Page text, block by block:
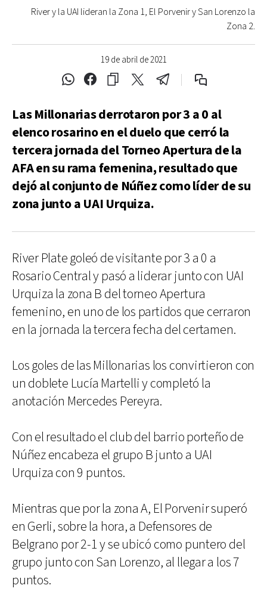
19 de abril de 2021
River y la UAI lideran la Zona 1, El Porvenir y San Lorenzo la
Zona 2.
Las Millonarias derrotaron por 3 a 0 al
elenco rosarino en el duelo que cerró la
tercera jornada del Torneo Apertura de la
AFA en su rama femenina, resultado que
dejó al conjunto de Núñez como líder de su
zona junto a UAI Urquiza.
River Plate goleó de visitante por 3 a 0 a
Rosario Central y pasó a liderar junto con UAI
Urquiza la zona B del torneo Apertura
femenino, en uno de los partidos que cerraron
en la jornada la tercera fecha del certamen.
Los goles de las Millonarias los convirtieron con
un doblete Lucía Martelli y completó la
anotación Mercedes Pereyra.
Con el resultado el club del barrio porteño de
Núñez encabeza el grupo B junto a UAI
Urquiza con 9 puntos.
Mientras que por la zona A, El Porvenir superó
en Gerli, sobre la hora, a Defensores de
Belgrano por 2-1 y se ubicó como puntero del
grupo junto con San Lorenzo, al llegar a los 7
puntos.